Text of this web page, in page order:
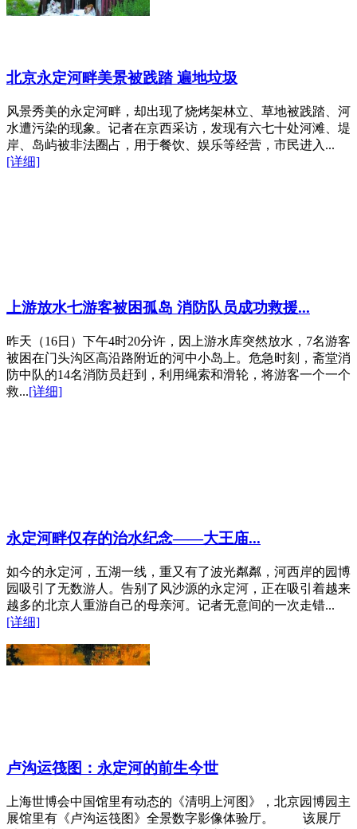
北京永定河畔美景被践踏 遍地垃圾
风景秀美的永定河畔，却出现了烧烤架林立、草地被践踏、河
水遭污染的现象。记者在京西采访，发现有六七十处河滩、堤
岸、岛屿被非法圈占，用于餐饮、娱乐等经营，市民进入...
[详细]
上游放水七游客被困孤岛 消防队员成功救援...
昨天（16日）下午4时20分许，因上游水库突然放水，7名游客
被困在门头沟区高沿路附近的河中小岛上。危急时刻，斋堂消
防中队的14名消防员赶到，利用绳索和滑轮，将游客一个一个
救...[详细]
永定河畔仅存的治水纪念——大王庙...
如今的永定河，五湖一线，重又有了波光粼粼，河西岸的园博
园吸引了无数游人。告别了风沙源的永定河，正在吸引着越来
越多的北京人重游自己的母亲河。记者无意间的一次走错...
[详细]
卢沟运筏图：永定河的前生今世
上海世博会中国馆里有动态的《清明上河图》，北京园博园主
展馆里有《卢沟运筏图》全景数字影像体验厅。 该展厅